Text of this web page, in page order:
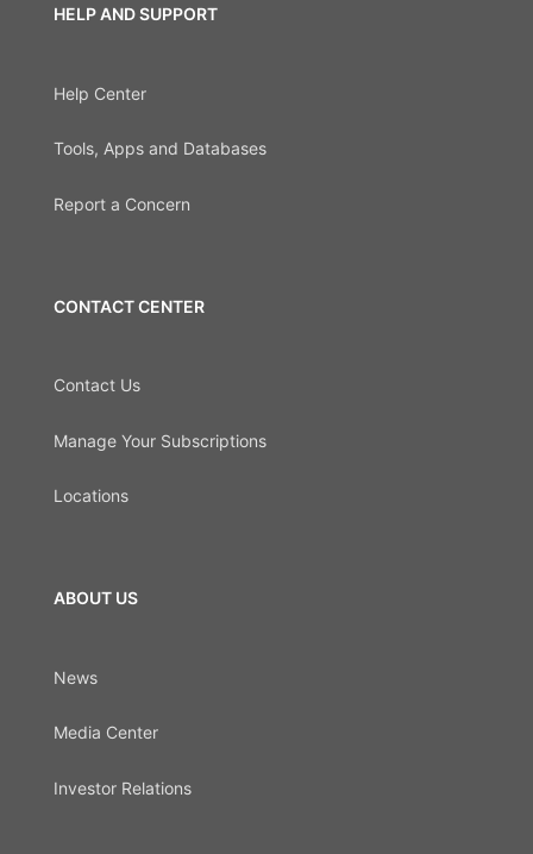
HELP AND SUPPORT
Help Center
Tools, Apps and Databases
Report a Concern
CONTACT CENTER
Contact Us
Manage Your Subscriptions
Locations
ABOUT US
News
Media Center
Investor Relations